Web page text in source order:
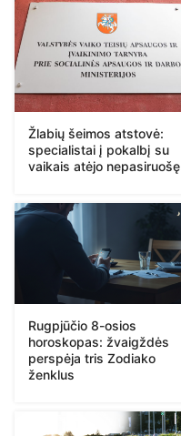
Žlabių šeimos atstovė:
specialistai į pokalbį su
vaikais atėjo nepasiruošę
Rugpjūčio 8-osios
horoskopas: žvaigždės
perspėja tris Zodiako
ženklus